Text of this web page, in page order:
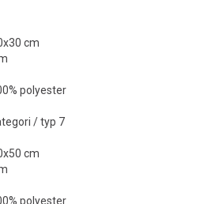
cm
polyester
/ typ 7
cm
polyester